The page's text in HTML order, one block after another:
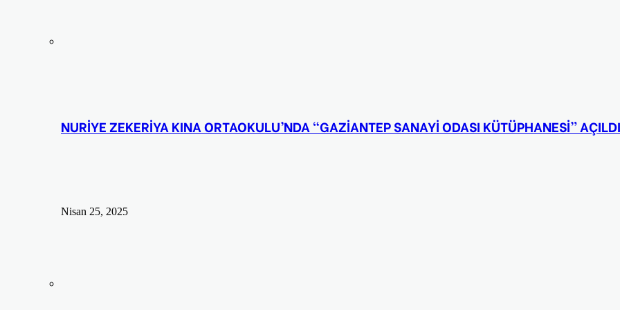
NURİYE ZEKERİYA KINA ORTAOKULU’NDA “GAZİANTEP SANAYİ ODASI KÜTÜPHANESİ” AÇILDI
Nisan 25, 2025